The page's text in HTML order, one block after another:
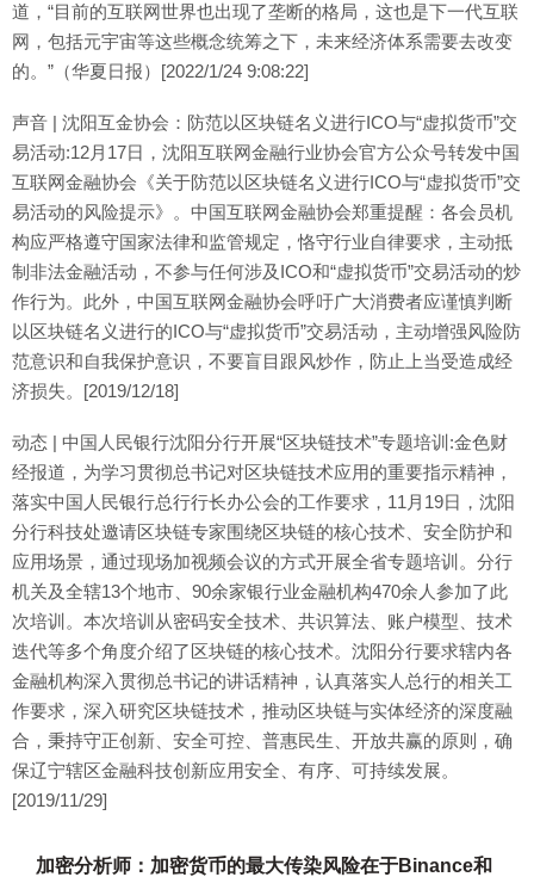
道，“目前的互联网世界也出现了垄断的格局，这也是下一代互联
网，包括元宇宙等这些概念统筹之下，未来经济体系需要去改变
的。”（华夏日报）[2022/1/24 9:08:22]
声音 | 沈阳互金协会：防范以区块链名义进行ICO与“虚拟货币”交
易活动:12月17日，沈阳互联网金融行业协会官方公众号转发中国
互联网金融协会《关于防范以区块链名义进行ICO与“虚拟货币”交
易活动的风险提示》。中国互联网金融协会郑重提醒：各会员机
构应严格遵守国家法律和监管规定，恪守行业自律要求，主动抵
制非法金融活动，不参与任何涉及ICO和“虚拟货币”交易活动的炒
作行为。此外，中国互联网金融协会呼吁广大消费者应谨慎判断
以区块链名义进行的ICO与“虚拟货币”交易活动，主动增强风险防
范意识和自我保护意识，不要盲目跟风炒作，防止上当受造成经
济损失。[2019/12/18]
动态 | 中国人民银行沈阳分行开展“区块链技术”专题培训:金色财
经报道，为学习贯彻总书记对区块链技术应用的重要指示精神，
落实中国人民银行总行行长办公会的工作要求，11月19日，沈阳
分行科技处邀请区块链专家围绕区块链的核心技术、安全防护和
应用场景，通过现场加视频会议的方式开展全省专题培训。分行
机关及全辖13个地市、90余家银行业金融机构470余人参加了此
次培训。本次培训从密码安全技术、共识算法、账户模型、技术
迭代等多个角度介绍了区块链的核心技术。沈阳分行要求辖内各
金融机构深入贯彻总书记的讲话精神，认真落实人总行的相关工
作要求，深入研究区块链技术，推动区块链与实体经济的深度融
合，秉持守正创新、安全可控、普惠民生、开放共赢的原则，确
保辽宁辖区金融科技创新应用安全、有序、可持续发展。
[2019/11/29]
加密分析师：加密货币的最大传染风险在于Binance和